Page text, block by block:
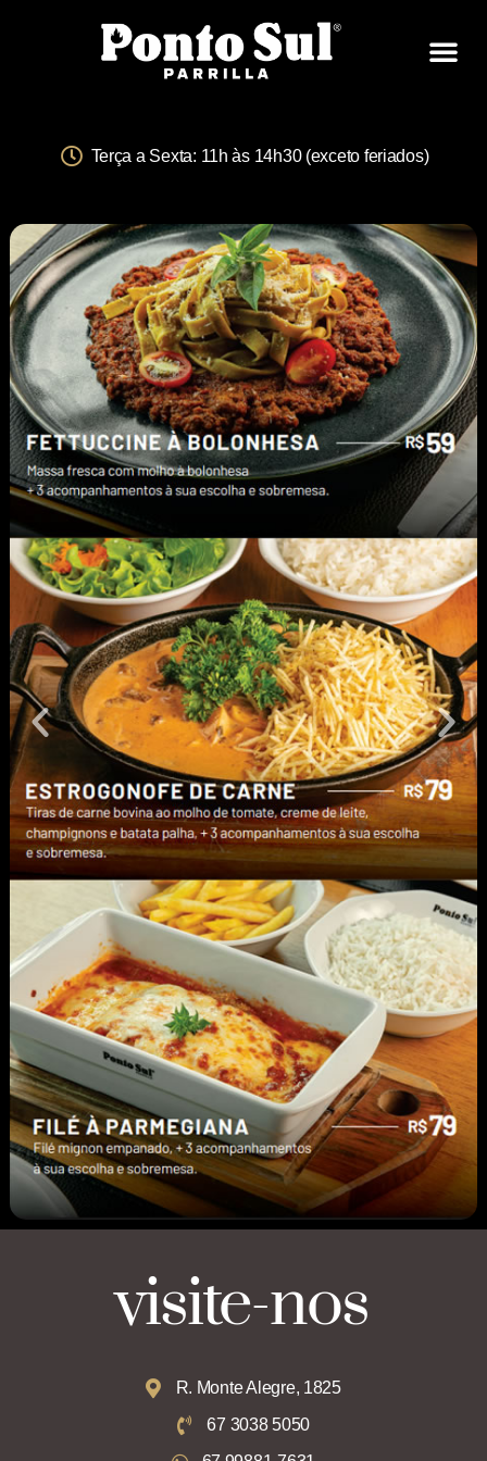
Terça a Sexta: 11h às 14h30 (exceto feriados)
visite-nos
R. Monte Alegre, 1825
67 3038 5050